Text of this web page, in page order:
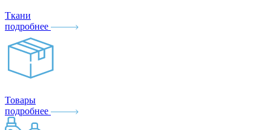
Ткани
подробнее
Товары
подробнее